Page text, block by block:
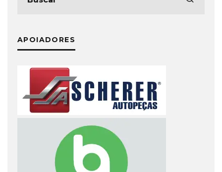
APOIADORES